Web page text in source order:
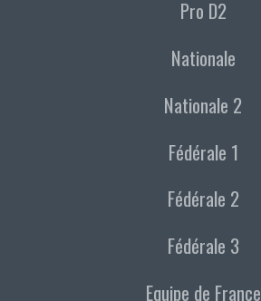
Pro D2
Nationale
Nationale 2
Fédérale 1
Fédérale 2
Fédérale 3
Equipe de France